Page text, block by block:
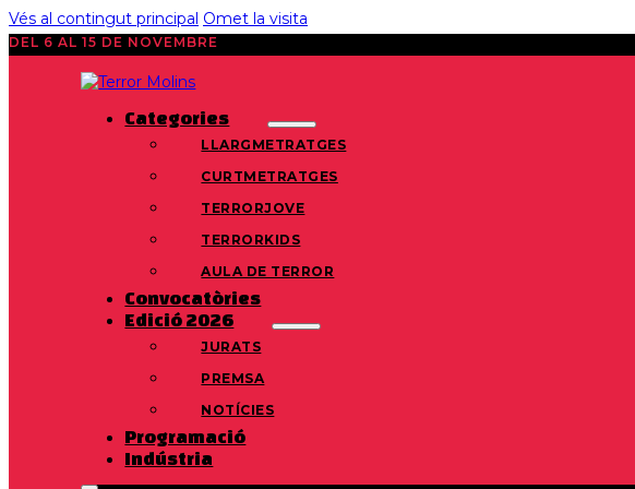
Vés al contingut principal Omet la visita
DEL 6 AL 15 DE NOVEMBRE
Categories
LLARGMETRATGES
CURTMETRATGES
TERRORJOVE
TERRORKIDS
AULA DE TERROR
Convocatòries
Edició 2026
JURATS
PREMSA
NOTÍCIES
Programació
Indústria